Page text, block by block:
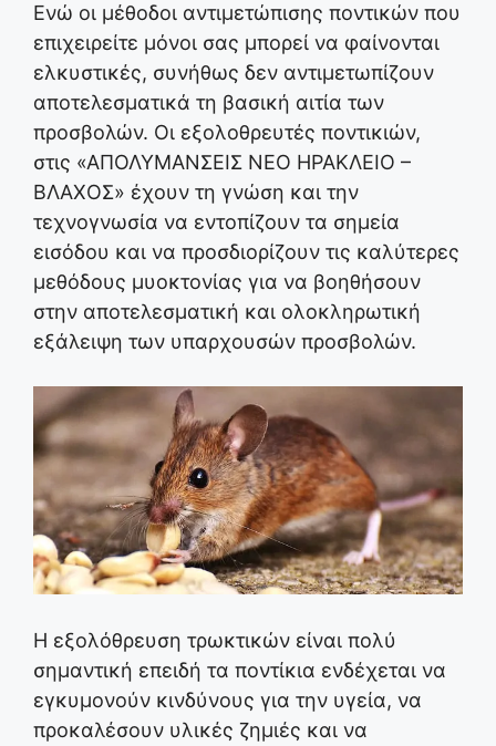
Ενώ οι μέθοδοι αντιμετώπισης ποντικών που
επιχειρείτε μόνοι σας μπορεί να φαίνονται
ελκυστικές, συνήθως δεν αντιμετωπίζουν
αποτελεσματικά τη βασική αιτία των
προσβολών. Οι εξολοθρευτές ποντικιών,
στις «ΑΠΟΛΥΜΑΝΣΕΙΣ ΝΕΟ ΗΡΑΚΛΕΙΟ –
ΒΛΑΧΟΣ» έχουν τη γνώση και την
τεχνογνωσία να εντοπίζουν τα σημεία
εισόδου και να προσδιορίζουν τις καλύτερες
μεθόδους μυοκτονίας για να βοηθήσουν
στην αποτελεσματική και ολοκληρωτική
εξάλειψη των υπαρχουσών προσβολών.
Η εξολόθρευση τρωκτικών είναι πολύ
σημαντική επειδή τα ποντίκια ενδέχεται να
εγκυμονούν κινδύνους για την υγεία, να
προκαλέσουν υλικές ζημιές και να